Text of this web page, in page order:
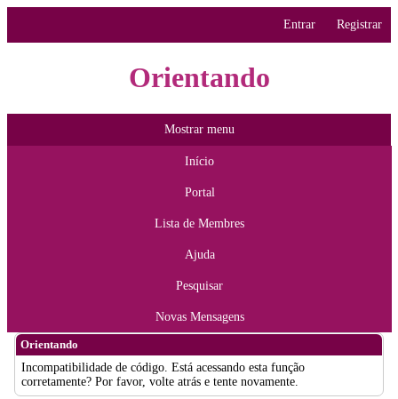
Entrar Registrar
Orientando
Mostrar menu
Início
Portal
Lista de Membres
Ajuda
Pesquisar
Novas Mensagens
Orientando
Incompatibilidade de código. Está acessando esta função
corretamente? Por favor, volte atrás e tente novamente.